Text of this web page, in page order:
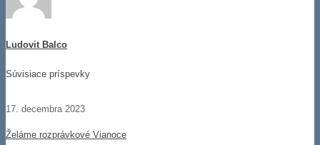
Ludovit Balco
Súvisiace príspevky
17. decembra 2023
Želáme rozprávkové Vianoce